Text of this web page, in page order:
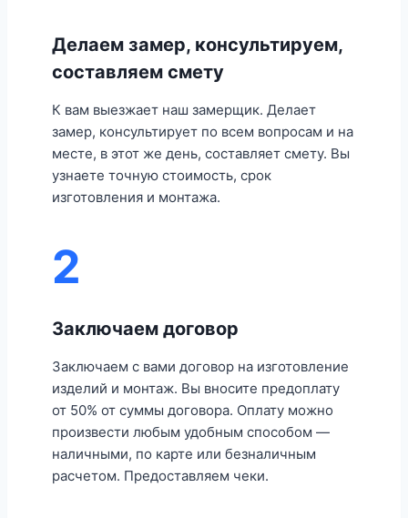
Делаем замер, консультируем,
составляем смету
К вам выезжает наш замерщик. Делает
замер, консультирует по всем вопросам и на
месте, в этот же день, составляет смету. Вы
узнаете точную стоимость, срок
изготовления и монтажа.
2
Заключаем договор
Заключаем с вами договор на изготовление
изделий и монтаж. Вы вносите предоплату
от 50% от суммы договора. Оплату можно
произвести любым удобным способом —
наличными, по карте или безналичным
расчетом. Предоставляем чеки.